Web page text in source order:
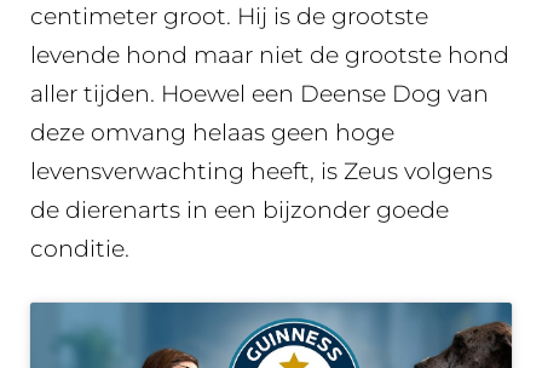
centimeter groot. Hij is de grootste
levende hond maar niet de grootste hond
aller tijden. Hoewel een Deense Dog van
deze omvang helaas geen hoge
levensverwachting heeft, is Zeus volgens
de dierenarts in een bijzonder goede
conditie.